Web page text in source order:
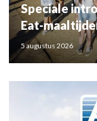
Speciale
Eat-
5 augustus 2026